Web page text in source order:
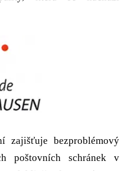
zajišťuje bezproblémový
poštovních schránek v